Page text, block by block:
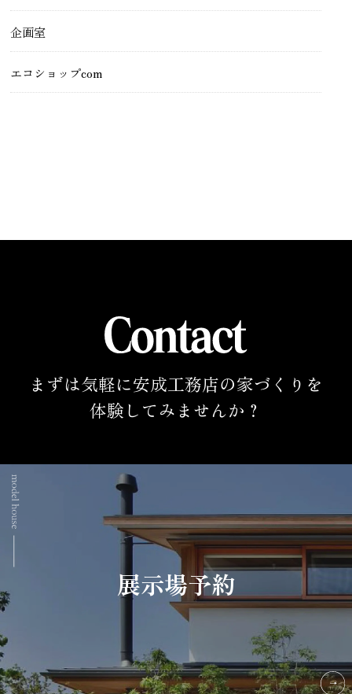
企画室
エコショップcom
まずは気軽に安成工務店の家づくりを
体験してみませんか？
展示場予約